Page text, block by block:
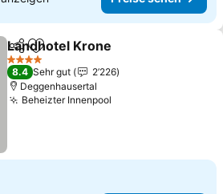
TeilenZu Favoriten hinzufügen
Landhotel Krone
4 Sterne
8.4 Sehr gut
2’226
Deggenhausertal
Beheizter Innenpool